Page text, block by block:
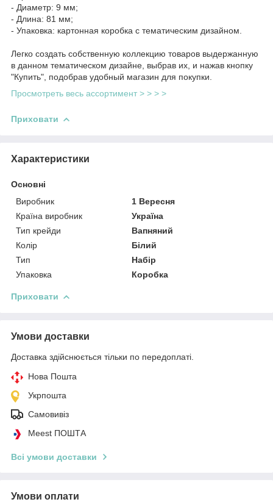
- Диаметр: 9 мм;
- Длина: 81 мм;
- Упаковка: картонная коробка с тематическим дизайном.
Легко создать собственную коллекцию товаров выдержанную
в данном тематическом дизайне, выбрав их, и нажав кнопку
"Купить", подобрав удобный магазин для покупки.
Просмотреть весь ассортимент > > > >
Приховати
Характеристики
Основні
Виробник
1 Вересня
Країна виробник
Україна
Тип крейди
Вапняний
Колір
Білий
Тип
Набір
Упаковка
Коробка
Приховати
Умови доставки
Доставка здійснюється тільки по передоплаті.
Нова Пошта
Укрпошта
Самовивіз
Meest ПОШТА
Всі умови доставки
Умови оплати